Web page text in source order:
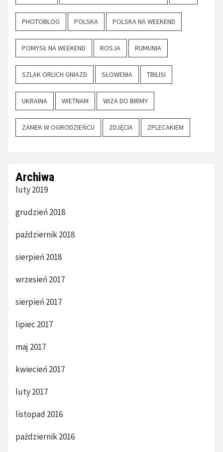
PHOTOBLOG POLSKA POLSKA NA WEEKEND
POMYSŁ NA WEEKEND ROSJA RUMUNIA
SZLAK ORLICH GNIAZD SŁOWENIA TBILISI
UKRAINA WIETNAM WIZA DO BIRMY
ZAMEK W OGRODZIEŃCU ZDJĘCIA ZPLECAKIEM
Archiwa
luty 2019
grudzień 2018
październik 2018
sierpień 2018
wrzesień 2017
sierpień 2017
lipiec 2017
maj 2017
kwiecień 2017
luty 2017
listopad 2016
październik 2016